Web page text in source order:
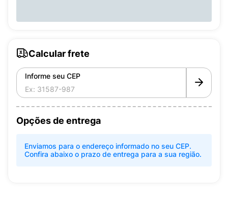
Calcular frete
Informe seu CEP
Opções de entrega
Enviamos para o endereço informado no seu CEP.
Confira abaixo o prazo de entrega para a sua região.